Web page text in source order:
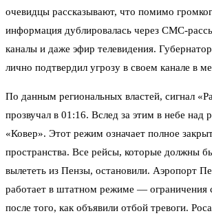
очевидцы рассказывают, что помимо
информация дублировалась через СМС-
каналы и даже эфир телевидения.
лично подтвердил угрозу в своем канале в
По данным региональных властей, сигнал
прозвучал в 01:16. Вслед за этим в небе над
«Ковер». Этот режим означает полное
пространства. Все рейсы, которые должны
вылететь из Пензы, остановили. Аэропорт
работает в штатном режиме — ограничения
после того, как объявили отбой тревоги.